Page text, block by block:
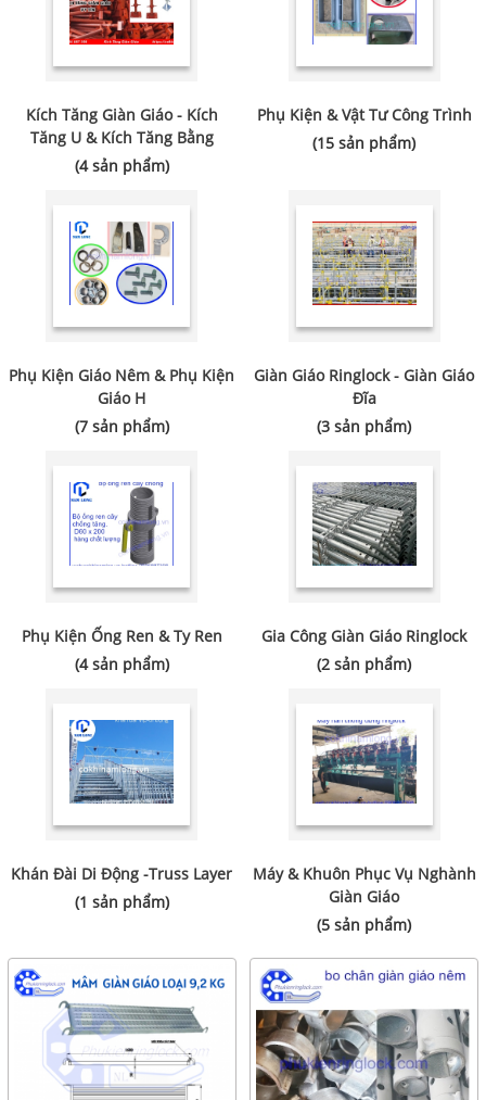
Kích Tăng Giàn Giáo - Kích
Tăng U & Kích Tăng Bằng
(4 sản phẩm)
Phụ Kiện & Vật Tư Công Trình
(15 sản phẩm)
Phụ Kiện Giáo Nêm & Phụ Kiện
Giáo H
(7 sản phẩm)
Giàn Giáo Ringlock - Giàn Giáo
Đĩa
(3 sản phẩm)
Phụ Kiện Ống Ren & Ty Ren
(4 sản phẩm)
Gia Công Giàn Giáo Ringlock
(2 sản phẩm)
Khán Đài Di Động -Truss Layer
(1 sản phẩm)
Máy & Khuôn Phục Vụ Nghành
Giàn Giáo
(5 sản phẩm)